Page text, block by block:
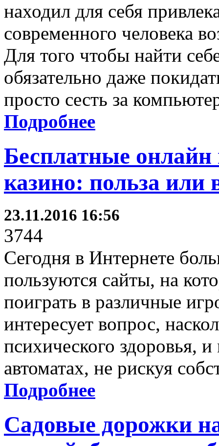
находил для себя
современного человека
Для того чтобы найти
обязательно даже
просто сесть за
Подробнее
Бесплатные
казино: польза или
23.11.2016 16:56
3744
Сегодня в Интернете
пользуются сайты, на
поиграть в различные
интересует вопрос,
психического здоровья,
автоматах, не рискуя
Подробнее
Садовые дорожки